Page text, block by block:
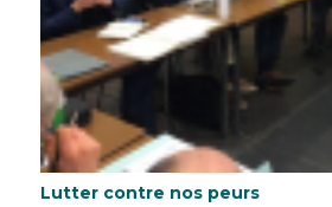
Lutter contre nos peurs